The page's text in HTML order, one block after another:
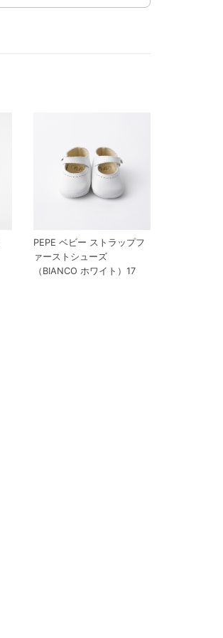
PEPE ベビー ストラップフ
ァーストシューズ
（BIANCO ホワイト）17